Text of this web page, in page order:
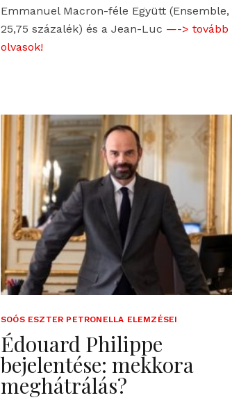
Emmanuel Macron-féle Együtt (Ensemble,
25,75 százalék) és a Jean-Luc —-> tovább
olvasok!
SOÓS ESZTER PETRONELLA ELEMZÉSEI
Édouard Philippe
bejelentése: mekkora
meghátrálás?